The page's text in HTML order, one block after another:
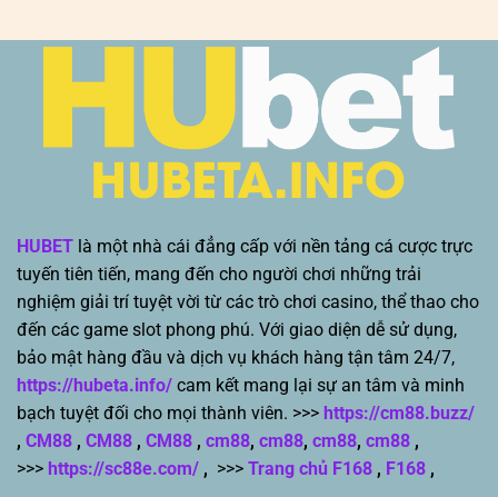
HUBET là một nhà cái đẳng cấp với nền tảng cá cược trực
tuyến tiên tiến, mang đến cho người chơi những trải
nghiệm giải trí tuyệt vời từ các trò chơi casino, thể thao cho
đến các game slot phong phú. Với giao diện dễ sử dụng,
bảo mật hàng đầu và dịch vụ khách hàng tận tâm 24/7,
https://hubeta.info/ cam kết mang lại sự an tâm và minh
bạch tuyệt đối cho mọi thành viên. >>> https://cm88.buzz/
, CM88 , CM88 , CM88 , cm88, cm88, cm88, cm88 ,
>>> https://sc88e.com/ , >>> Trang chủ F168 , F168 ,